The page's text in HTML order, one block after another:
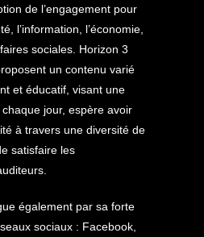
de l’engagement pour
l’information, l’économie,
sociales. Horizon 3
un contenu varié
et éducatif, visant une
jour, espère avoir
à travers une diversité de
satisfaire les
également par sa forte
sociaux : Facebook,